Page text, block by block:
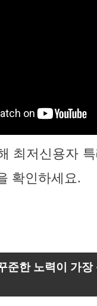
최저신용자
확인하세요.
준한 노력이 가장